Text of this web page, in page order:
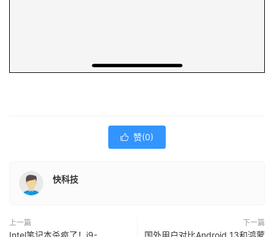
 赞(0)
快科技
上一篇
Intel笔记本杀疯了！i9-
下一篇
国外用户对比Android 13和鸿蒙